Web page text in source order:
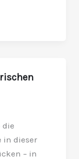
die
in dieser
– in